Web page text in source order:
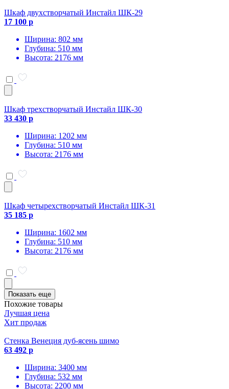
Шкаф двухстворчатый Инстайл ШК-29
17 100 р
Ширина: 802 мм
Глубина: 510 мм
Высота: 2176 мм
Шкаф трехстворчатый Инстайл ШК-30
33 430 р
Ширина: 1202 мм
Глубина: 510 мм
Высота: 2176 мм
Шкаф четырехстворчатый Инстайл ШК-31
35 185 р
Ширина: 1602 мм
Глубина: 510 мм
Высота: 2176 мм
Показать еще
Похожие товары
Лучшая цена
Хит продаж
Стенка Венеция дуб-ясень шимо
63 492 р
Ширина: 3400 мм
Глубина: 532 мм
Высота: 2200 мм